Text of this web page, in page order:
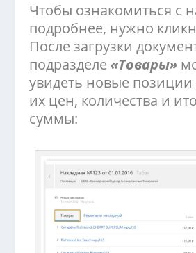
Чтобы ознакомиться с
подробнее, нужно
После загрузки
подразделе«Товары»
увидеть новые позиции
их цен, количества и
суммы: